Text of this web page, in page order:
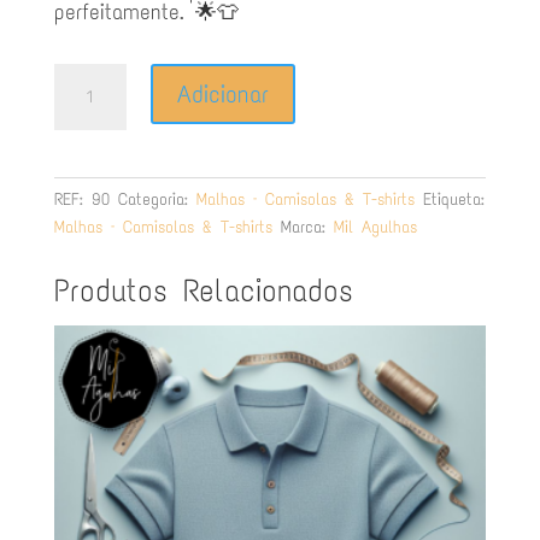
perfeitamente. 🌟👕
Adicionar
REF: 90 Categoria: Malhas – Camisolas & T-shirts Etiqueta:
Malhas – Camisolas & T-shirts Marca: Mil Agulhas
Produtos Relacionados